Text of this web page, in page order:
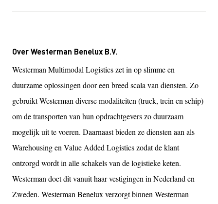
Over Westerman Benelux B.V.
Westerman Multimodal Logistics zet in op slimme en
duurzame oplossingen door een breed scala van diensten. Zo
gebruikt Westerman diverse modaliteiten (truck, trein en schip)
om de transporten van hun opdrachtgevers zo duurzaam
mogelijk uit te voeren. Daarnaast bieden ze diensten aan als
Warehousing en Value Added Logistics zodat de klant
ontzorgd wordt in alle schakels van de logistieke keten.
Westerman doet dit vanuit haar vestigingen in Nederland en
Zweden. Westerman Benelux verzorgt binnen Westerman